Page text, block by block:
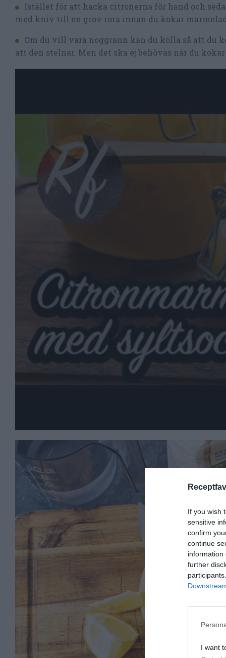
If you wish
sensitive
confirm
continue
information
further
I want
Istället för att hacka citronerna för hand och
med kniv till en grov röra innan du kokar
Om du vill vara noggrann kan du kolla så att du
att den stelnar. Men det ska ej behövas när du